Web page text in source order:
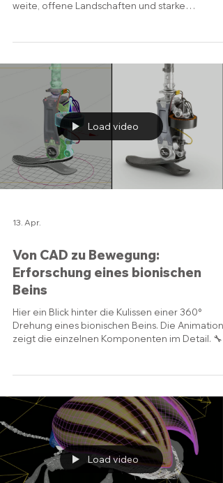
Diese 3D Illustration hebt Direct-Air-Capture-
für DAC-Anlagen schaffen. Die
zeigt den gesamten Kreislauf: Saubere Energie
aus Quellen wie Solar, Wind, Erdgas mit CCS,
Kernenergie und Brennstoffzellen treibt die
Anlage an; das CO₂ wird abgeschieden und
anschließend entweder in tiefen
Gesteinsschichten gespeichert oder für Minerali
Load video
13. Apr.
Von CAD zu Bewegung:
Beins
Hier ein Blick hinter die Kulissen einer 360°
präzise Details • Realistische Materialien und
Beleuchtung Ein schneller Einblick in die
verborgene Technik von Prothesen - ideal für
technisches Marketing, Produktpräsentationen
oder Messen.